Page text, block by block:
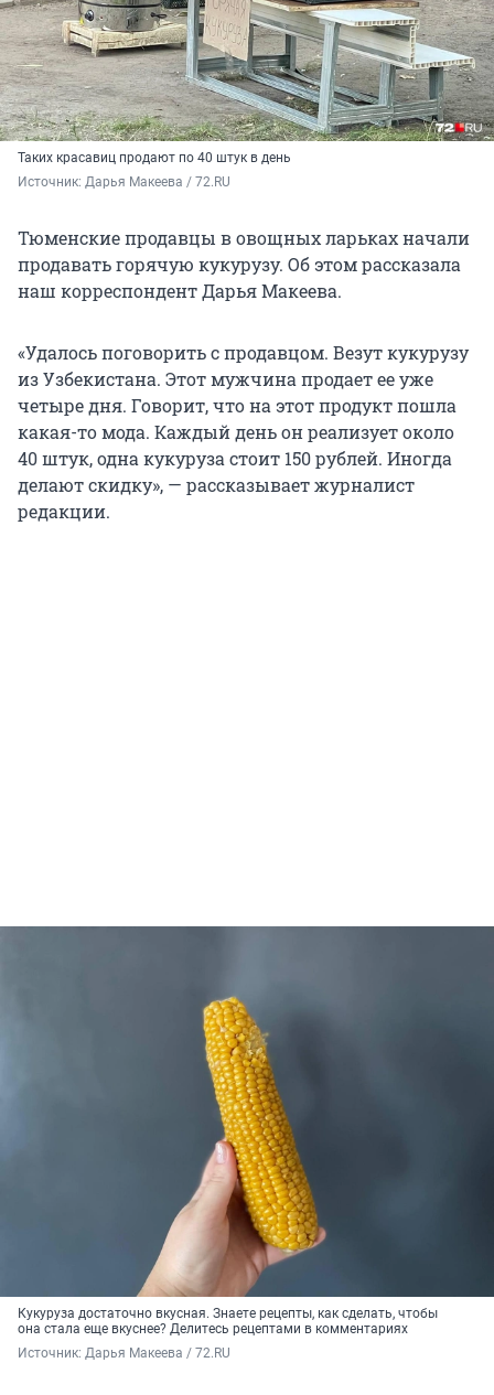
Таких красавиц продают по 40 штук в день
Источник: Дарья Макеева / 72.RU
Тюменские продавцы в овощных ларьках начали
продавать горячую кукурузу. Об этом рассказала
наш корреспондент Дарья Макеева.
«Удалось поговорить с продавцом. Везут кукурузу
из Узбекистана. Этот мужчина продает ее уже
четыре дня. Говорит, что на этот продукт пошла
какая-то мода. Каждый день он реализует около
40 штук, одна кукуруза стоит 150 рублей. Иногда
делают скидку», — рассказывает журналист
редакции.
Кукуруза достаточно вкусная. Знаете рецепты, как сделать, чтобы
она стала еще вкуснее? Делитесь рецептами в комментариях
Источник: Дарья Макеева / 72.RU